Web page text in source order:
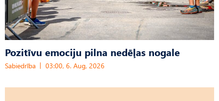
Pozitīvu emociju pilna nedēļas nogale
Sabiedrība 03:00, 6. Aug, 2026